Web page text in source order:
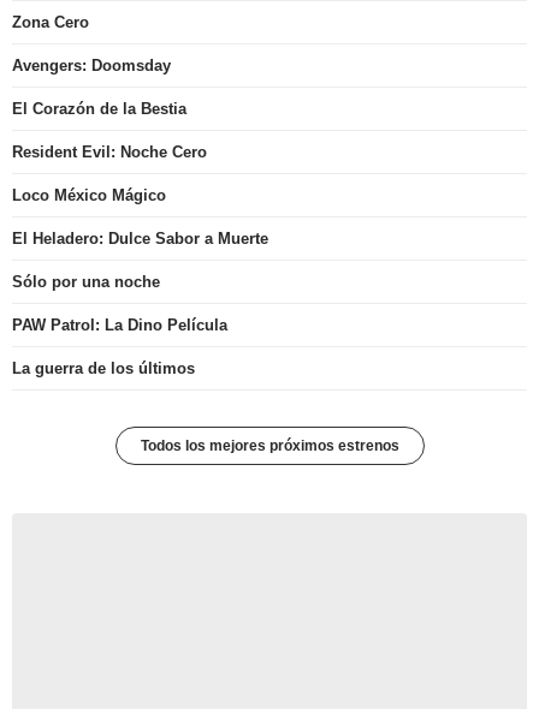
Zona Cero
Avengers: Doomsday
El Corazón de la Bestia
Resident Evil: Noche Cero
Loco México Mágico
El Heladero: Dulce Sabor a Muerte
Sólo por una noche
PAW Patrol: La Dino Película
La guerra de los últimos
Todos los mejores próximos estrenos